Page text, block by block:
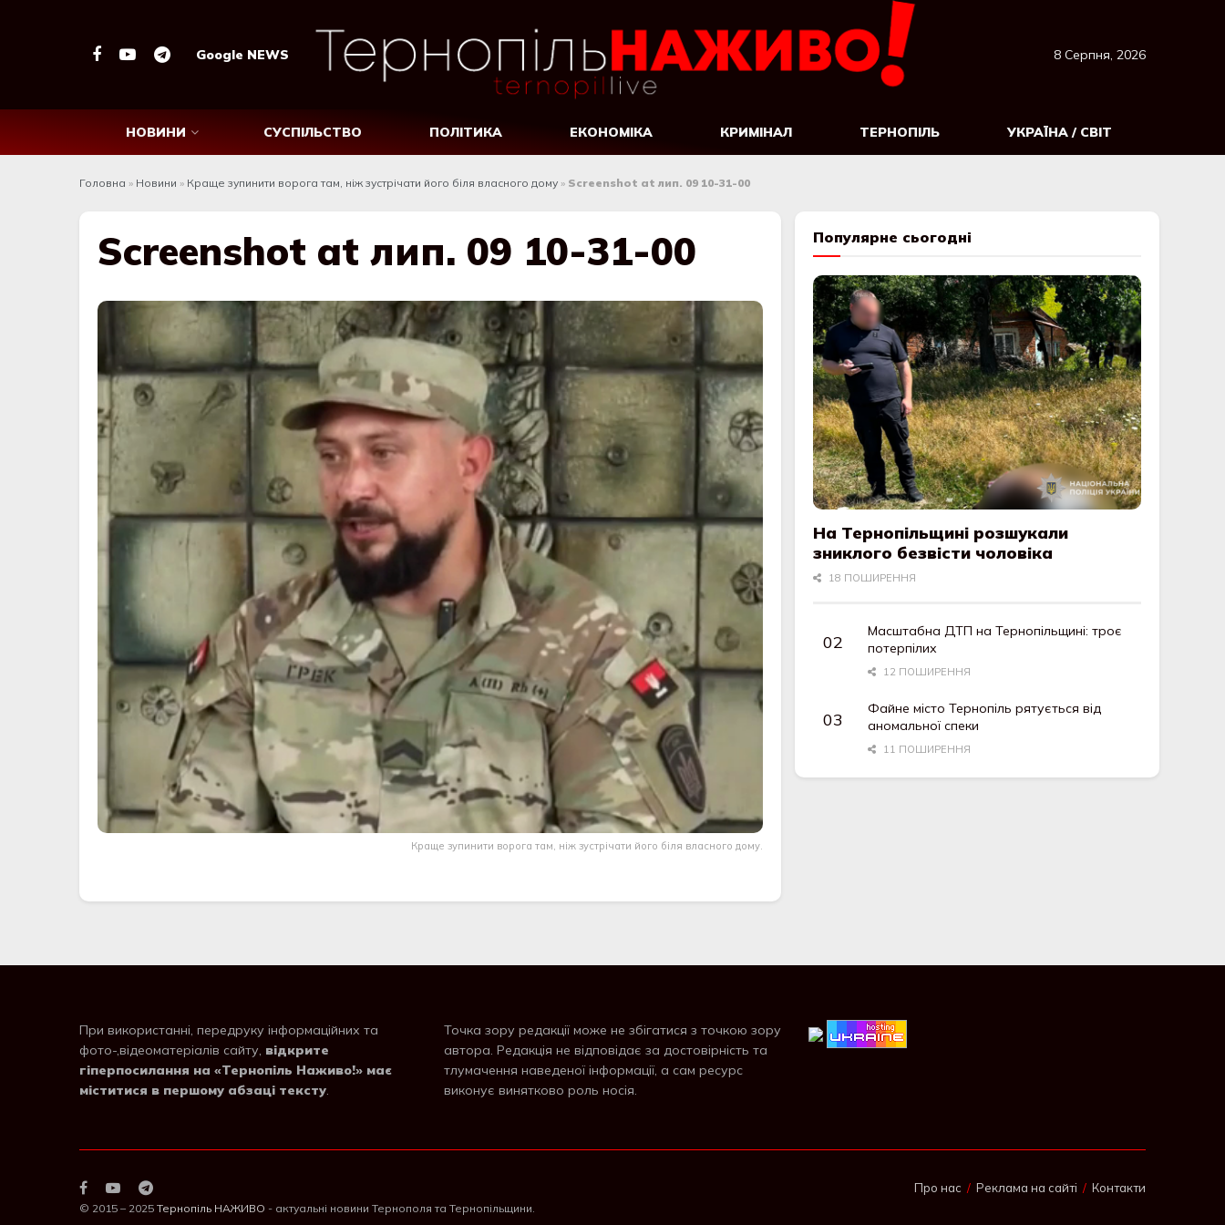
Google NEWS 8 Серпня, 2026
НОВИНИ СУСПІЛЬСТВО ПОЛІТИКА ЕКОНОМІКА КРИМІНАЛ ТЕРНОПІЛЬ УКРАЇНА / СВІТ
Головна » Новини » Краще зупинити ворога там, ніж зустрічати його біля власного дому » Screenshot at лип. 09 10-31-00
Screenshot at лип. 09 10-31-00
Краще зупинити ворога там, ніж зустрічати його біля власного дому.
Популярне сьогодні
На Тернопільщині розшукали
зниклого безвісти чоловіка
18 ПОШИРЕННЯ
Масштабна ДТП на Тернопільщині: троє
потерпілих
12 ПОШИРЕННЯ
Файне місто Тернопіль рятується від
аномальної спеки
11 ПОШИРЕННЯ
При використанні, передруку інформаційних та
фото-,відеоматеріалів сайту, відкрите
гіперпосилання на «Тернопіль Наживо!» має
міститися в першому абзаці тексту.
Точка зору редакції може не збігатися з точкою зору
автора. Редакція не відповідає за достовірність та
тлумачення наведеної інформації, а сам ресурс
виконує винятково роль носія.
Про нас Реклама на сайті Контакти
© 2015 – 2025 Тернопіль НАЖИВО - актуальні новини Тернополя та Тернопільщини.